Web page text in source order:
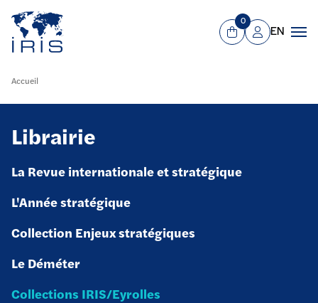
Aller au contenu principal
Panier
0
Mon compte
EN
Accueil
Librairie
La Revue internationale et stratégique
L'Année stratégique
Collection Enjeux stratégiques
Le Déméter
Collections IRIS/Eyrolles